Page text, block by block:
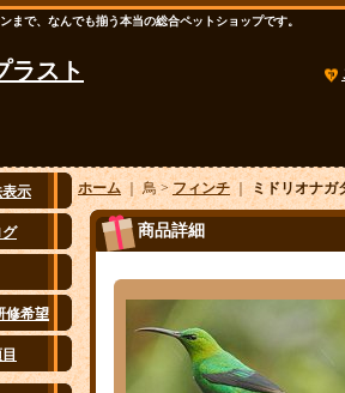
まで、なんでも揃う本当の総合ペットショップです。
ラスト
示
修希望
ホーム｜ 鳥 >フィンチ｜ミドリオナガ
商品詳細